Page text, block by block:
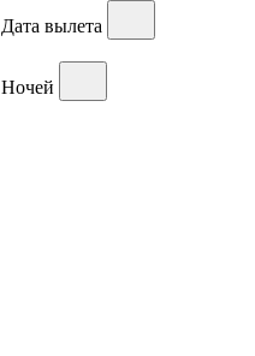
Дата вылета
Ночей